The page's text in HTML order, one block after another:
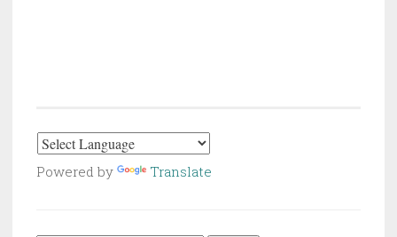
Powered by Translate